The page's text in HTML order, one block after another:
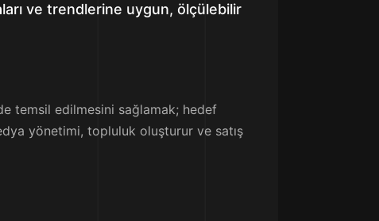
ve trendlerine uygun, ölçülebilir
temsil edilmesini sağlamak; hedef
yönetimi, topluluk oluşturur ve satış